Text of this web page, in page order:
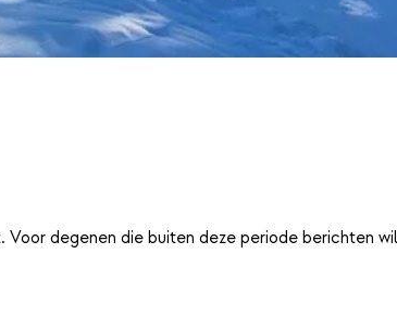
degenen die buiten deze periode berichten